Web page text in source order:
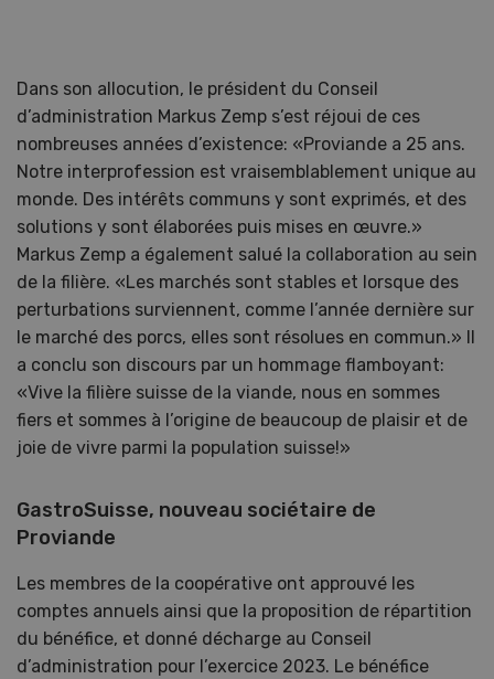
Dans son allocution, le président du Conseil
d’administration Markus Zemp s’est réjoui de ces
nombreuses années d’existence: «Proviande a 25 ans.
Notre interprofession est vraisemblablement unique au
monde. Des intérêts communs y sont exprimés, et des
solutions y sont élaborées puis mises en œuvre.»
Markus Zemp a également salué la collaboration au sein
de la filière. «Les marchés sont stables et lorsque des
perturbations surviennent, comme l’année dernière sur
le marché des porcs, elles sont résolues en commun.» Il
a conclu son discours par un hommage flamboyant:
«Vive la filière suisse de la viande, nous en sommes
fiers et sommes à l’origine de beaucoup de plaisir et de
joie de vivre parmi la population suisse!»
GastroSuisse, nouveau sociétaire de
Proviande
Les membres de la coopérative ont approuvé les
comptes annuels ainsi que la proposition de répartition
du bénéfice, et donné décharge au Conseil
d’administration pour l’exercice 2023. Le bénéfice